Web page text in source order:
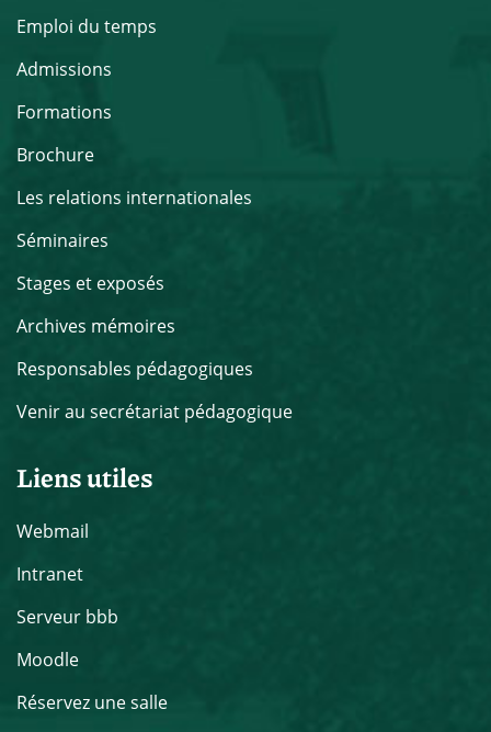
Emploi du temps
Admissions
Formations
Brochure
Les relations internationales
Séminaires
Stages et exposés
Archives mémoires
Responsables pédagogiques
Venir au secrétariat pédagogique
Liens utiles
Webmail
Intranet
Serveur bbb
Moodle
Réservez une salle